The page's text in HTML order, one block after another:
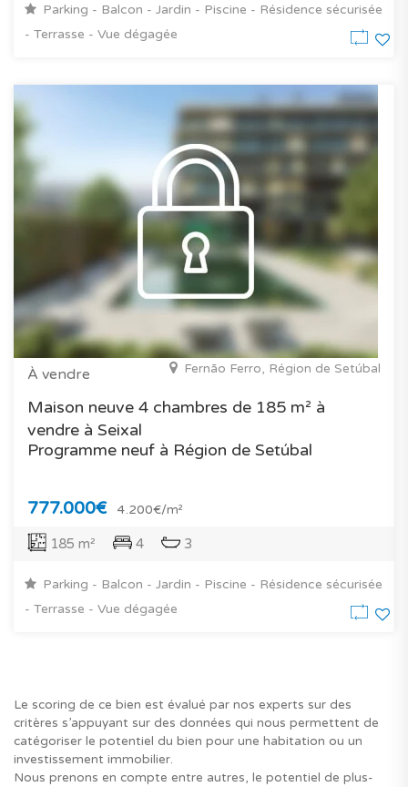
Parking - Balcon - Jardin - Piscine - Résidence sécurisée
- Terrasse - Vue dégagée
À vendre Fernão Ferro, Région de Setúbal
Maison neuve 4 chambres de 185 m² à
vendre à Seixal
Programme neuf à Région de Setúbal
777.000€ 4.200€/m²
185 m² 4 3
Parking - Balcon - Jardin - Piscine - Résidence sécurisée
- Terrasse - Vue dégagée
Le scoring de ce bien est évalué par nos experts sur des
critères s’appuyant sur des données qui nous permettent de
catégoriser le potentiel du bien pour une habitation ou un
investissement immobilier.
Nous prenons en compte entre autres, le potentiel de plus-